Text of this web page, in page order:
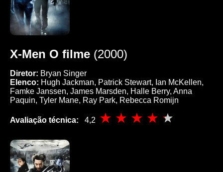
X-Men O filme (2000)
Diretor: Bryan Singer
Elenco: Hugh Jackman, Patrick Stewart, Ian McKellen,
Famke Janssen, James Marsden, Halle Berry, Anna
Paquin, Tyler Mane, Ray Park, Rebecca Romijn
Avaliação técnica: 4,2